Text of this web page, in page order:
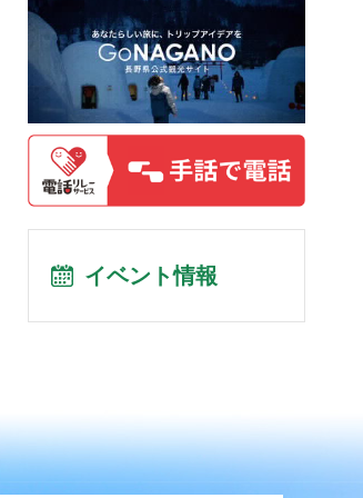
イベント情報